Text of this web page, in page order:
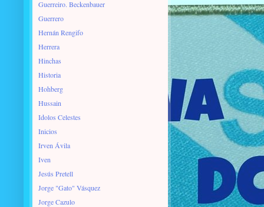
Guerreiro. Beckenbauer
Guerrero
Hernán Rengifo
Herrera
Hinchas
Historia
Hohberg
Hussain
Idolos Celestes
Inicios
Irven Ávila
Iven
Jesús Pretell
Jorge "Gato" Vásquez
Jorge Cazulo